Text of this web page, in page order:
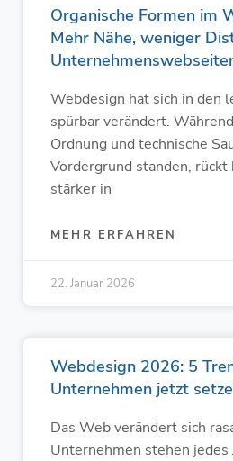
Organische Formen im
Mehr Nähe, weniger
Webdesign hat sich in den
spürbar verändert.
Ordnung und technische
Vordergrund standen, rückt
stärker in
MEHR ERFAHREN
22. Januar 2026
Webdesign 2026: 5
Unternehmen jetzt
Das Web verändert sich
Unternehmen stehen jedes